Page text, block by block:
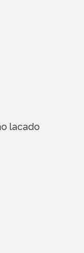
lacado